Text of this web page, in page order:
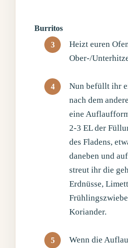
Burritos
Heizt euren
Ober-/
Nun befüllt ihr
nach dem
eine
2-3 EL der
des Fladens,
daneben und
streut ihr die
Erdnüsse,
Koriander.
Wenn die